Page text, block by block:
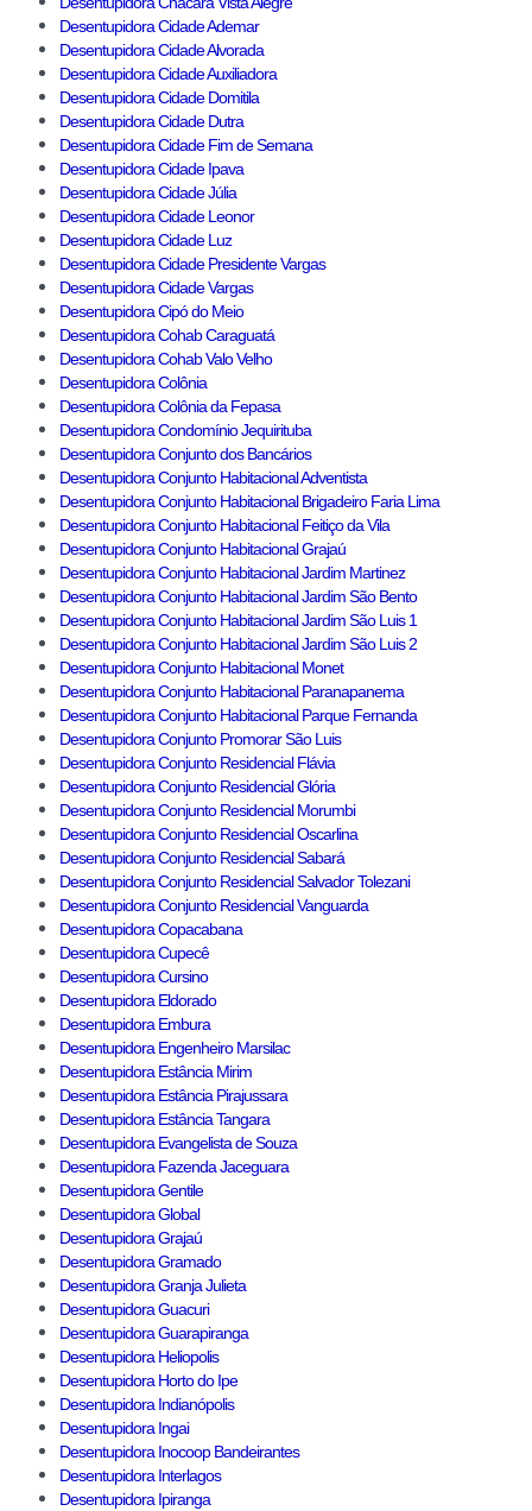
Desentupidora Cidade Ademar
Desentupidora Cidade Alvorada
Desentupidora Cidade Auxiliadora
Desentupidora Cidade Domitila
Desentupidora Cidade Dutra
Desentupidora Cidade Fim de Semana
Desentupidora Cidade Ipava
Desentupidora Cidade Júlia
Desentupidora Cidade Leonor
Desentupidora Cidade Luz
Desentupidora Cidade Presidente Vargas
Desentupidora Cidade Vargas
Desentupidora Cipó do Meio
Desentupidora Cohab Caraguatá
Desentupidora Cohab Valo Velho
Desentupidora Colônia
Desentupidora Colônia da Fepasa
Desentupidora Condomínio Jequirituba
Desentupidora Conjunto dos Bancários
Desentupidora Conjunto Habitacional Adventista
Desentupidora Conjunto Habitacional Brigadeiro Faria Lima
Desentupidora Conjunto Habitacional Feitiço da Vila
Desentupidora Conjunto Habitacional Grajaú
Desentupidora Conjunto Habitacional Jardim Martinez
Desentupidora Conjunto Habitacional Jardim São Bento
Desentupidora Conjunto Habitacional Jardim São Luis 1
Desentupidora Conjunto Habitacional Jardim São Luis 2
Desentupidora Conjunto Habitacional Monet
Desentupidora Conjunto Habitacional Paranapanema
Desentupidora Conjunto Habitacional Parque Fernanda
Desentupidora Conjunto Promorar São Luis
Desentupidora Conjunto Residencial Flávia
Desentupidora Conjunto Residencial Glória
Desentupidora Conjunto Residencial Morumbi
Desentupidora Conjunto Residencial Oscarlina
Desentupidora Conjunto Residencial Sabará
Desentupidora Conjunto Residencial Salvador Tolezani
Desentupidora Conjunto Residencial Vanguarda
Desentupidora Copacabana
Desentupidora Cupecê
Desentupidora Cursino
Desentupidora Eldorado
Desentupidora Embura
Desentupidora Engenheiro Marsilac
Desentupidora Estância Mirim
Desentupidora Estância Pirajussara
Desentupidora Estância Tangara
Desentupidora Evangelista de Souza
Desentupidora Fazenda Jaceguara
Desentupidora Gentile
Desentupidora Global
Desentupidora Grajaú
Desentupidora Gramado
Desentupidora Granja Julieta
Desentupidora Guacuri
Desentupidora Guarapiranga
Desentupidora Heliopolis
Desentupidora Horto do Ipe
Desentupidora Indianópolis
Desentupidora Ingai
Desentupidora Inocoop Bandeirantes
Desentupidora Interlagos
Desentupidora Ipiranga